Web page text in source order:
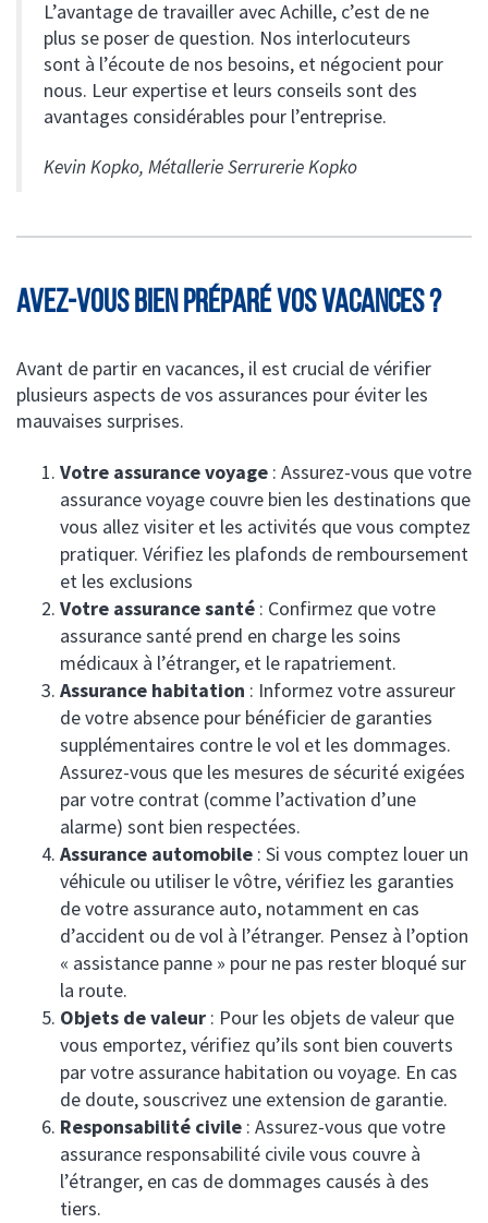
L’avantage de travailler avec Achille, c’est de ne
plus se poser de question. Nos interlocuteurs
sont à l’écoute de nos besoins, et négocient pour
nous. Leur expertise et leurs conseils sont des
avantages considérables pour l’entreprise.
Kevin Kopko, Métallerie Serrurerie Kopko
AVEZ-VOUS BIEN PRÉPARÉ VOS VACANCES ?
Avant de partir en vacances, il est crucial de vérifier
plusieurs aspects de vos assurances pour éviter les
mauvaises surprises.
Votre assurance voyage : Assurez-vous que votre
assurance voyage couvre bien les destinations que
vous allez visiter et les activités que vous comptez
pratiquer. Vérifiez les plafonds de remboursement
et les exclusions
Votre assurance santé : Confirmez que votre
assurance santé prend en charge les soins
médicaux à l’étranger, et le rapatriement.
Assurance habitation : Informez votre assureur
de votre absence pour bénéficier de garanties
supplémentaires contre le vol et les dommages.
Assurez-vous que les mesures de sécurité exigées
par votre contrat (comme l’activation d’une
alarme) sont bien respectées.
Assurance automobile : Si vous comptez louer un
véhicule ou utiliser le vôtre, vérifiez les garanties
de votre assurance auto, notamment en cas
d’accident ou de vol à l’étranger. Pensez à l’option
« assistance panne » pour ne pas rester bloqué sur
la route.
Objets de valeur : Pour les objets de valeur que
vous emportez, vérifiez qu’ils sont bien couverts
par votre assurance habitation ou voyage. En cas
de doute, souscrivez une extension de garantie.
Responsabilité civile : Assurez-vous que votre
assurance responsabilité civile vous couvre à
l’étranger, en cas de dommages causés à des
tiers.
LE COURTIER RESPONSABLE
éthique, notre méthode
équipe
avec Hugues Souris
NOTRE EXPERTISE
de personnes
de la construction
renouvelables
LA COMMUNAUTÉ ACHILLE
engagements sociaux et culturels
partenaires ont la parole
CONTACT
ESPACE CLIENT